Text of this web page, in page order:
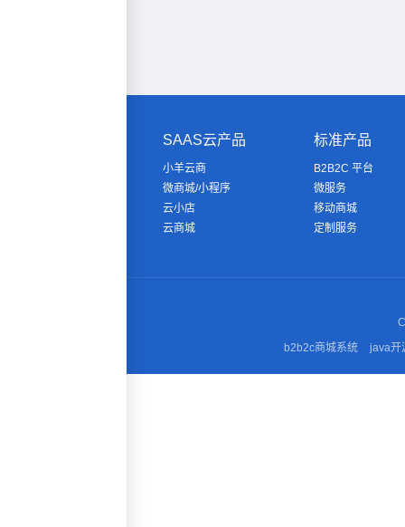
SAAS云产品
小羊云商
微商城/小程序
云小店
云商城
标准产品
B2B2C 平台
微服务
移动商城
定制服务
b2b2c商城系统
java开